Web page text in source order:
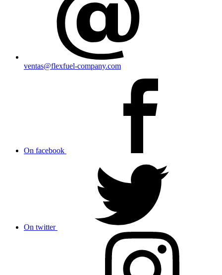
ventas@flexfuel-company.com
On facebook
On twitter